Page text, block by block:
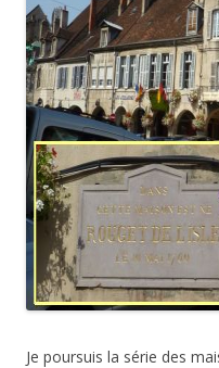
Je poursuis la série des